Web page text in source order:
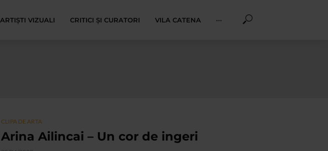
ARTIȘTI VIZUALI CRITICI ȘI CURATORI VILA CATENA ···
CLIPA DE ARTA
Arina Ailincai – Un cor de ingeri